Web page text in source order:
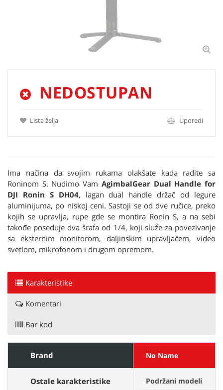
NEDOSTUPAN
Lista želja Uporedi
Ima načina da svojim rukama olakšate kada radite sa
Roninom S. Nudimo Vam AgimbalGear Dual Handle for
DJI Ronin S DH04, lagan dual handle držač od legure
aluminijuma, po niskoj ceni. Sastoji se od dve ručice, preko
kojih se upravlja, rupe gde se montira Ronin S, a na sebi
takođe poseduje dva šrafa od 1/4, koji služe za povezivanje
sa eksternim monitorom, daljinskim upravljačem, video
svetlom, mikrofonom i drugom opremom.
Karakteristike
Komentari
Bar kod
Brand No Name
Ostale karakteristike Podržani modeli